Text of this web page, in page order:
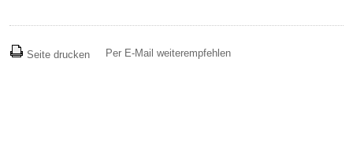
Seite drucken Per E-Mail weiterempfehlen